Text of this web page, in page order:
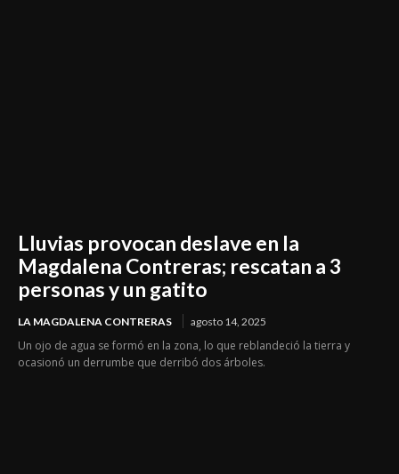
Lluvias provocan deslave en la
Magdalena Contreras; rescatan a 3
personas y un gatito
LA MAGDALENA CONTRERAS agosto 14, 2025
Un ojo de agua se formó en la zona, lo que reblandeció la tierra y
ocasionó un derrumbe que derribó dos árboles.